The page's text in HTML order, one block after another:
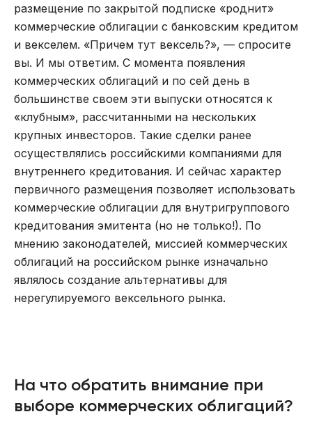
размещение по закрытой подписке «роднит»
коммерческие облигации с банковским кредитом
и векселем. «Причем тут вексель?», — спросите
вы. И мы ответим. С момента появления
коммерческих облигаций и по сей день в
большинстве своем эти выпуски относятся к
«клубным», рассчитанными на нескольких
крупных инвесторов. Такие сделки ранее
осуществлялись российскими компаниями для
внутреннего кредитования. И сейчас характер
первичного размещения позволяет использовать
коммерческие облигации для внутригруппового
кредитования эмитента (но не только!). По
мнению законодателей, миссией коммерческих
облигаций на российском рынке изначально
являлось создание альтернативы для
нерегулируемого вексельного рынка.
На что обратить внимание при
выборе коммерческих облигаций?